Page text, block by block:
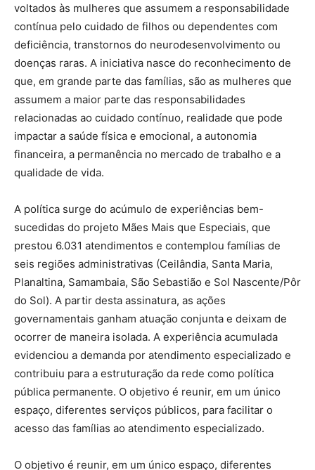
voltados às mulheres que assumem a responsabilidade
contínua pelo cuidado de filhos ou dependentes com
deficiência, transtornos do neurodesenvolvimento ou
doenças raras. A iniciativa nasce do reconhecimento de
que, em grande parte das famílias, são as mulheres que
assumem a maior parte das responsabilidades
relacionadas ao cuidado contínuo, realidade que pode
impactar a saúde física e emocional, a autonomia
financeira, a permanência no mercado de trabalho e a
qualidade de vida.
A política surge do acúmulo de experiências bem-
sucedidas do projeto Mães Mais que Especiais, que
prestou 6.031 atendimentos e contemplou famílias de
seis regiões administrativas (Ceilândia, Santa Maria,
Planaltina, Samambaia, São Sebastião e Sol Nascente/Pôr
do Sol). A partir desta assinatura, as ações
governamentais ganham atuação conjunta e deixam de
ocorrer de maneira isolada. A experiência acumulada
evidenciou a demanda por atendimento especializado e
contribuiu para a estruturação da rede como política
pública permanente. O objetivo é reunir, em um único
espaço, diferentes serviços públicos, para facilitar o
acesso das famílias ao atendimento especializado.
O objetivo é reunir, em um único espaço, diferentes